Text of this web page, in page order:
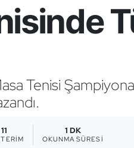
Tenisi
11 1 DK
OKUNMA SÜRESI